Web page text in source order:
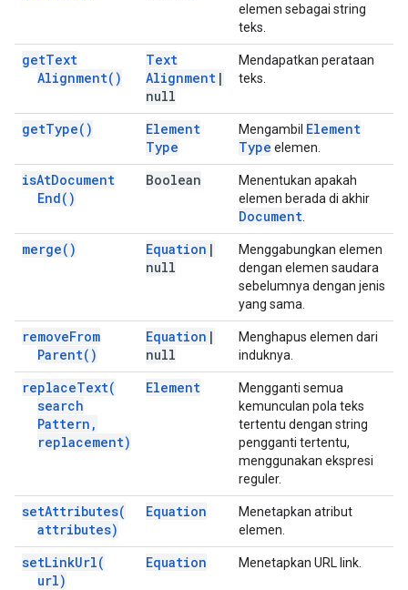
elemen sebagai string
teks.
getText
Alignment( )
Text
Alignment |
null
Mendapatkan perataan
teks.
getType( )
Element
Type
Mengambil Element
Type elemen.
isAtDocument
End( )
Boolean
Menentukan apakah
elemen berada di akhir
Document
merge( ) Equation |
null
Menggabungkan elemen
dengan elemen saudara
sebelumnya dengan jenis
yang sama.
removeFrom
Parent( )
Equation |
null
Menghapus elemen dari
induknya.
replaceText(
search
Pattern ,
replacement)
Element
Mengganti semua
kemunculan pola teks
tertentu dengan string
pengganti tertentu,
menggunakan ekspresi
reguler.
setAttributes(
attributes)
Equation
Menetapkan atribut
elemen.
setLinkUrl(
url)
Equation Menetapkan URL link.